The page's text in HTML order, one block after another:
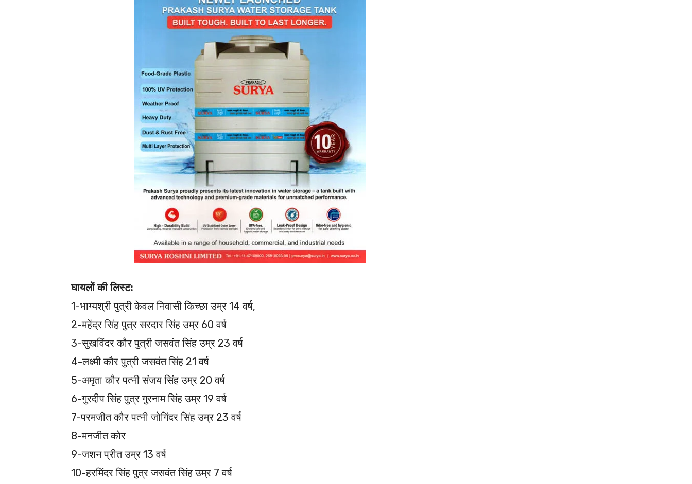
घायलों की लिस्ट:
1-भाग्यश्री पुत्री केवल निवासी किच्छा उम्र 14 वर्ष,
2-महेंद्र सिंह पुत्र सरदार सिंह उम्र 60 वर्ष
3-सुखविंदर कौर पुत्री जसवंत सिंह उम्र 23 वर्ष
4-लक्ष्मी कौर पुत्री जसवंत सिंह 21 वर्ष
5-अमृता कौर पत्नी संजय सिंह उम्र 20 वर्ष
6-गुरदीप सिंह पुत्र गुरनाम सिंह उम्र 19 वर्ष
7-परमजीत कौर पत्नी जोगिंदर सिंह उम्र 23 वर्ष
8-मनजीत कोर
9-जशन प्रीत उम्र 13 वर्ष
10-हरमिंदर सिंह पुत्र जसवंत सिंह उम्र 7 वर्ष